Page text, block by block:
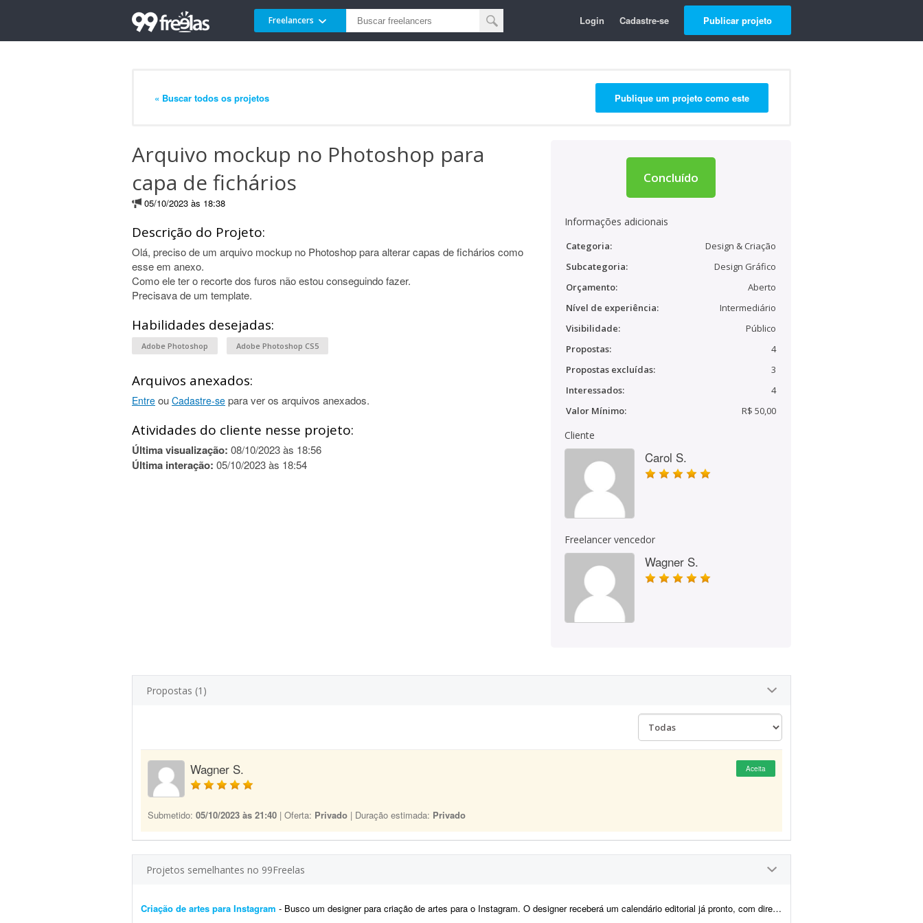
Freelancers Login Cadastre-se Publicar projeto
« Buscar todos os projetos Publique um projeto como este
Arquivo mockup no Photoshop para
capa de fichários
05/10/2023 às 18:38
Descrição do Projeto:
Olá, preciso de um arquivo mockup no Photoshop para alterar capas de fichários como
esse em anexo.
Como ele ter o recorte dos furos não estou conseguindo fazer.
Precisava de um template.
Habilidades desejadas:
Adobe Photoshop Adobe Photoshop CS5
Arquivos anexados:
Entre ou Cadastre-se para ver os arquivos anexados.
Atividades do cliente nesse projeto:
Última visualização: 08/10/2023 às 18:56
Última interação: 05/10/2023 às 18:54
Concluído
Informações adicionais
Categoria:
Design & Criação
Subcategoria:
Design Gráfico
Orçamento:
Aberto
Nível de experiência:
Intermediário
Visibilidade:
Público
Propostas:
4
Propostas excluídas:
3
Interessados:
4
Valor Mínimo:
R$ 50,00
Cliente
Carol S.
Freelancer vencedor
Wagner S.
Propostas (1)
Wagner S. Aceita
Submetido: 05/10/2023 às 21:40 | Oferta: Privado | Duração estimada: Privado
Projetos semelhantes no 99Freelas
Criação de artes para Instagram - Busco um designer para criação de artes para o Instagram. O designer receberá um calendário editorial já pronto, com direcionamento de headlines, subheadlines e ...